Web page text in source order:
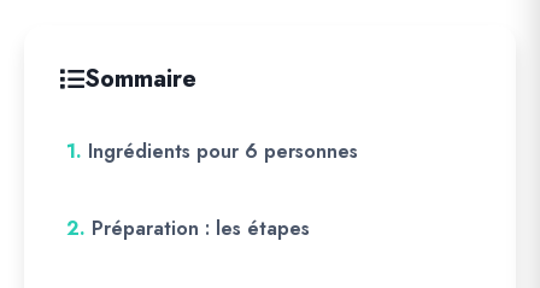
Sommaire
1. Ingrédients pour 6 personnes
2. Préparation : les étapes